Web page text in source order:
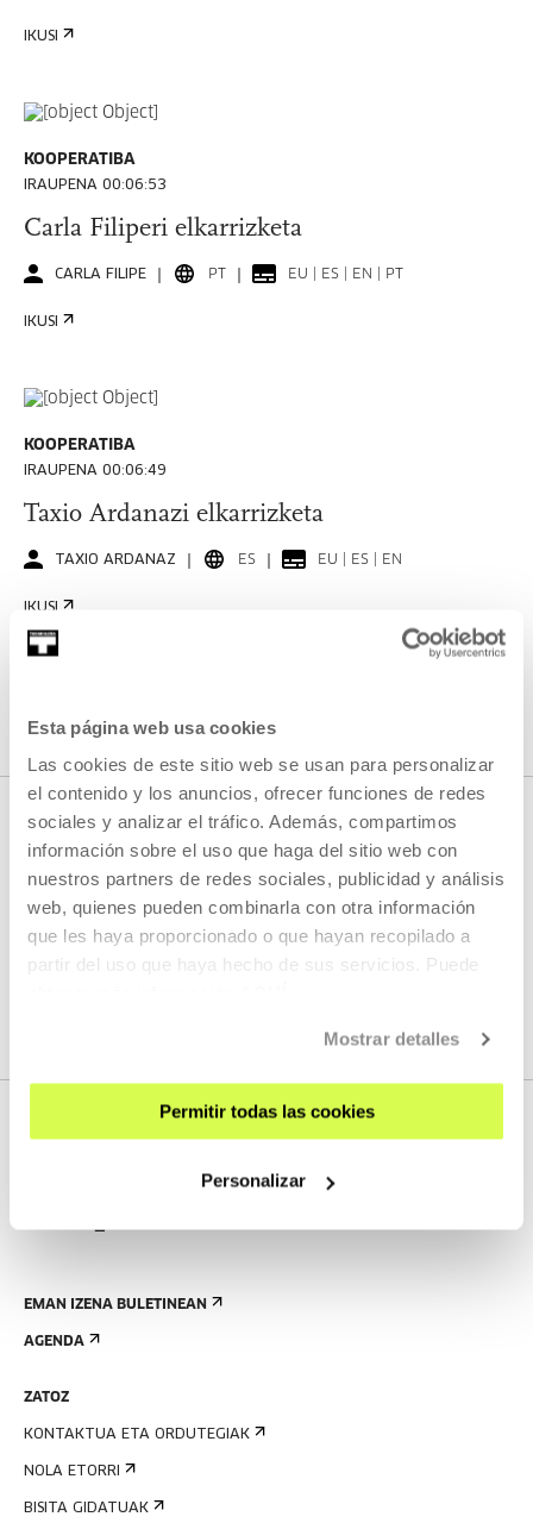
Esta página web usa cookies
Las cookies de este sitio web se usan para personalizar
el contenido y los anuncios, ofrecer funciones de redes
sociales y analizar el tráfico. Además, compartimos
información sobre el uso que haga del sitio web con
nuestros partners de redes sociales, publicidad y análisis
web, quienes pueden combinarla con otra información
que les haya proporcionado o que hayan recopilado a
partir del uso que haya hecho de sus servicios. Puede
Mostrar detalles
Permitir todas las cookies
Personalizar
IKUSI
KOOPERATIBA
IRAUPENA 00:06:53
Carla Filiperi elkarrizketa
CARLA FILIPE PT EU | ES | EN | PT
IKUSI
KOOPERATIBA
IRAUPENA 00:06:49
Taxio Ardanazi elkarrizketa
TAXIO ARDANAZ ES EU | ES | EN
IKUSI
HURRENGO ZUZENEKOAK
Ez dugu streaming berririk programatuta
EMAN IZENA BULETINEAN
AGENDA
ZATOZ
KONTAKTUA ETA ORDUTEGIAK
NOLA ETORRI
BISITA GIDATUAK